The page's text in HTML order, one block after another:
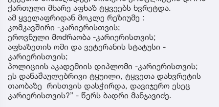
ქართული მხარე აფხაზ ტყვეებს ხვრეტდა.
ამ ყველაფრიდან მოკლე რეზიუმე :
კომკავშირი -კარიერისთვის;
ეროვნული მოძრაობა -კარიერისთვის;
აფხაზეთის ომი და ვეტერანის სტატუსი -
კარიერისთვის;
პოლიციის აკადემიის დიპლომი -კარიერისთვის;
ეს დანაშაულებრივი ტყუილი, ტყვეთა დახვრეტის
თაობაზე რისთვის დასჭირდა, დავიჯერო ესეც
კარიერისთვის?” - წერს ბადრი მანჯავიძე.